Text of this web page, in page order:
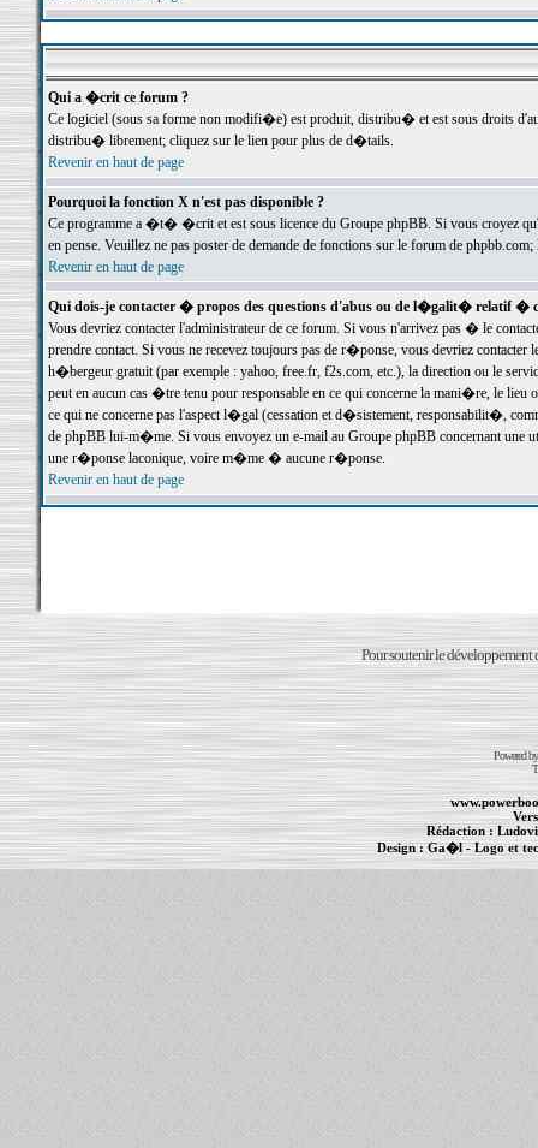
Qui a �crit ce forum ?
Ce logiciel (sous sa forme non modifi�e) est produit, distribu� et est sous droits
distribu� librement; cliquez sur le lien pour plus de d�tails.
Revenir en haut de page
Pourquoi la fonction X n'est pas disponible ?
Ce programme a �t� �crit et est sous licence du Groupe phpBB. Si vous croyez
en pense. Veuillez ne pas poster de demande de fonctions sur le forum de
Revenir en haut de page
Qui dois-je contacter � propos des questions d'abus ou de l�galit� relatif �
Vous devriez contacter l'administrateur de ce forum. Si vous n'arrivez pas � le
prendre contact. Si vous ne recevez toujours pas de r�ponse, vous devriez
h�bergeur gratuit (par exemple : yahoo, free.fr, f2s.com, etc.), la direction ou le
peut en aucun cas �tre tenu pour responsable en ce qui concerne la mani�re, le
ce qui ne concerne pas l'aspect l�gal (cessation et d�sistement, responsabilit�,
de phpBB lui-m�me. Si vous envoyez un e-mail au Groupe phpBB concernant une
une r�ponse laconique, voire m�me � aucune r�ponse.
Revenir en haut de page
Pour soutenir le développement
Powered
Rédaction :
Design :Ga�l- Logo et
Informations :